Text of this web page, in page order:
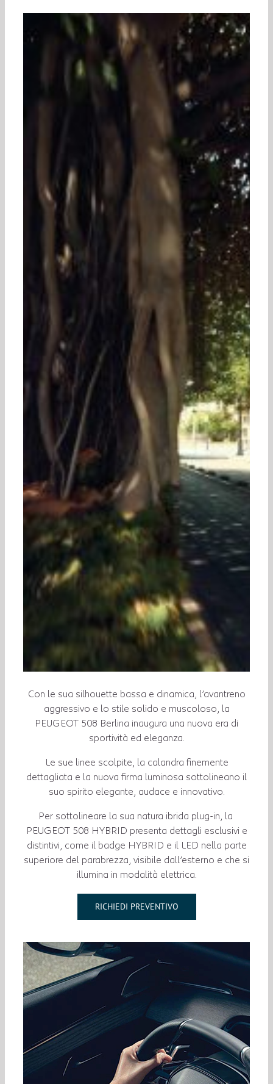
Con le sua silhouette bassa e dinamica, l’avantreno
aggressivo e lo stile solido e muscoloso, la
PEUGEOT 508 Berlina inaugura una nuova era di
sportività ed eleganza.
Le sue linee scolpite, la calandra finemente
dettagliata e la nuova firma luminosa sottolineano il
suo spirito elegante, audace e innovativo.
Per sottolineare la sua natura ibrida plug-in, la
PEUGEOT 508 HYBRID presenta dettagli esclusivi e
distintivi, come il badge HYBRID e il LED nella parte
superiore del parabrezza, visibile dall’esterno e che si
illumina in modalità elettrica.
RICHIEDI PREVENTIVO